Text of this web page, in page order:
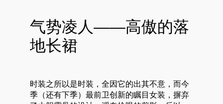
气势凌人——高傲的落
地长裙
时装之所以是时装，全因它的出其不意，而今
季（还有下季）最前卫创新的瞩目女装，摒弃